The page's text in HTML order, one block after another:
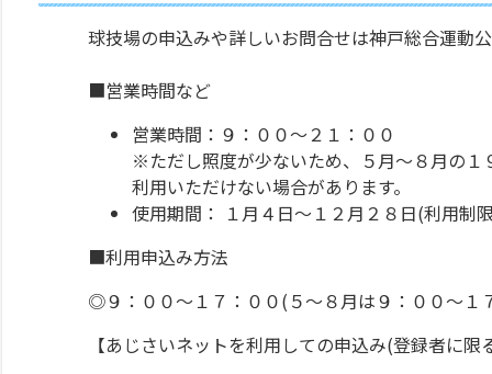
球技場の申込みや詳しいお問合せは神戸総合運
■営業時間など
営業時間：９：００～２１：００
※ただし照度が少ないため、５月～８月の
利用いただけない場合があります。
使用期間： １月４日～１２月２８日(利用制
■利用申込み方法
◎９：００～１７：００(５～８月は９：００～１
【あじさいネットを利用しての申込み(登録者に限